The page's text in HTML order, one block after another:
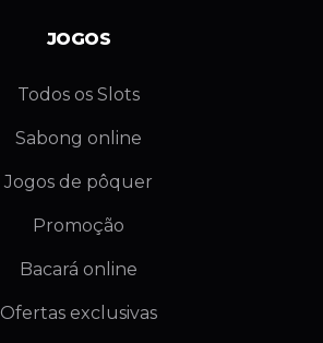
JOGOS
Todos os Slots
Sabong online
Jogos de pôquer
Promoção
Bacará online
Ofertas exclusivas